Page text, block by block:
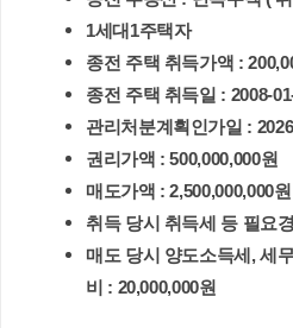
1세대1주택자
종전 주택 취득가액 :
종전 주택 취득일 : 2008-
관리처분계획인가일 :
권리가액 : 500,000,000원
매도가액 : 2,500,000,000원
취득 당시 취득세 등 필요
매도 당시 양도소득세, 세
비 : 20,000,000원